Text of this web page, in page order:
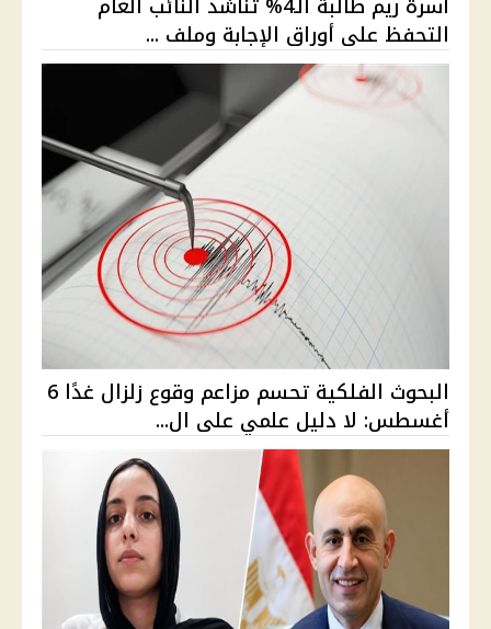
التحفظ على أوراق الإجابة وملف ...
البحوث الفلكية تحسم مزاعم وقوع زلزال غدًا 6
أغسطس: لا دليل علمي على ال...